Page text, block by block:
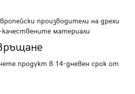
производители на дрехи
качествените материали
продукт в 14-дневен срок от